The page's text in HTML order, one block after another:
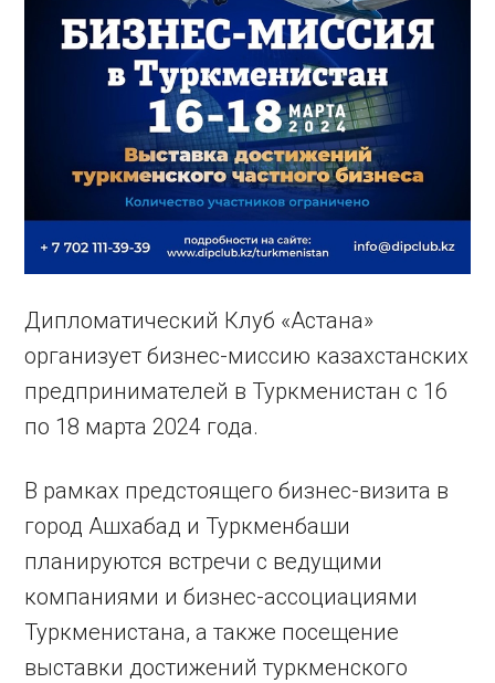
Дипломатический Клуб «Астана»
организует бизнес-миссию казахстанских
предпринимателей в Туркменистан с 16
по 18 марта 2024 года.
В рамках предстоящего бизнес-визита в
город Ашхабад и Туркменбаши
планируются встречи с ведущими
компаниями и бизнес-ассоциациями
Туркменистана, а также посещение
выставки достижений туркменского